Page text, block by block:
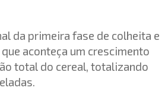
da primeira fase de colheita e
aconteça um crescimento
total do cereal, totalizando